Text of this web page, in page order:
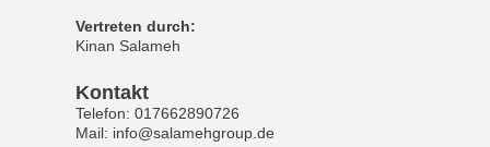
Vertreten durch:
Kinan Salameh
Kontakt
Telefon: 017662890726
Mail: info@salamehgroup.de